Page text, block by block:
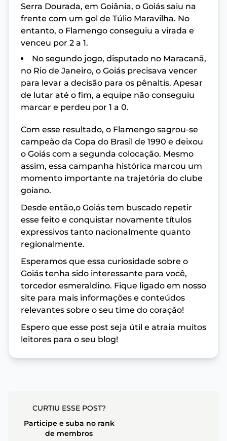
Serra Dourada, em Goiânia, o Goiás saiu na
frente com um gol de Túlio Maravilha. No
entanto, o Flamengo conseguiu a virada e
venceu por 2 a 1.
No segundo jogo, disputado no Maracanã,
no Rio de Janeiro, o Goiás precisava vencer
para levar a decisão para os pênaltis. Apesar
de lutar até o fim, a equipe não conseguiu
marcar e perdeu por 1 a 0.
Com esse resultado, o Flamengo sagrou-se
campeão da Copa do Brasil de 1990 e deixou
o Goiás com a segunda colocação. Mesmo
assim, essa campanha histórica marcou um
momento importante na trajetória do clube
goiano.
Desde então,o Goiás tem buscado repetir
esse feito e conquistar novamente títulos
expressivos tanto nacionalmente quanto
regionalmente.
Esperamos que essa curiosidade sobre o
Goiás tenha sido interessante para você,
torcedor esmeraldino. Fique ligado em nosso
site para mais informações e conteúdos
relevantes sobre o seu time do coração!
Espero que esse post seja útil e atraia muitos
leitores para o seu blog!
CURTIU ESSE POST?
Participe e suba no rank
de membros